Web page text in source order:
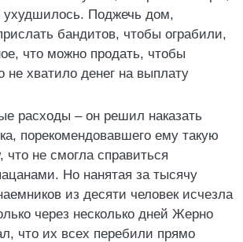
ухудшилось. Поджечь дом,
бандитов, чтобы ограбили,
что можно продать, чтобы
не хватило денег на выплату
расходы – он решил наказать
порекомендовавшего ему такую
что не смогла справиться
Но нанятая за тысячу
из десяти человек исчезла
через несколько дней Жерно
что их всех перебили прямо